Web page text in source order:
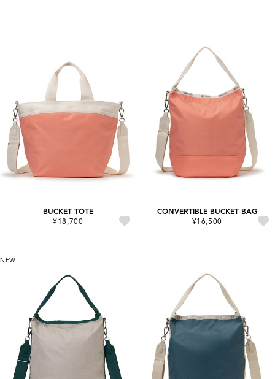
BUCKET TOTE
¥18,700
CONVERTIBLE BUCKET BAG
¥16,500
NEW